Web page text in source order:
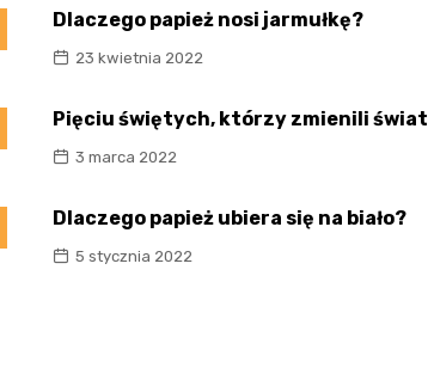
Dlaczego papież nosi jarmułkę?
23 kwietnia 2022
Pięciu świętych, którzy zmienili świat
3 marca 2022
Dlaczego papież ubiera się na biało?
5 stycznia 2022